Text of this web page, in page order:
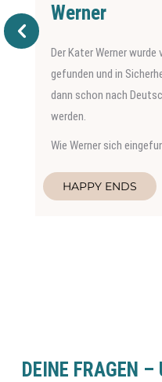
Werner
Der Kater Werner
gefunden und in
dann schon nach
werden.
Wie Werner sich
HAPPY ENDS
DEINE FRAGEN –